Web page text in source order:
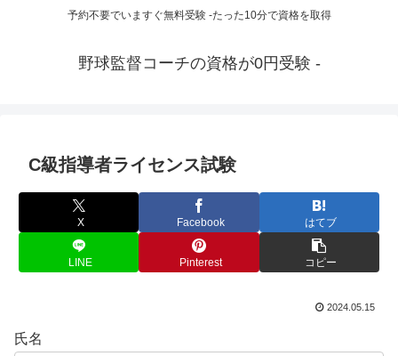
予約不要でいますぐ無料受験 -たった10分で資格を取得
野球監督コーチの資格が0円受験 -
C級指導者ライセンス試験
X Facebook はてブ
LINE Pinterest コピー
2024.05.15
氏名